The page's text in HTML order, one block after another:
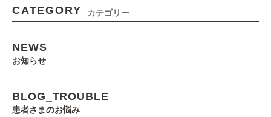
CATEGORY カテゴリー
NEWS
お知らせ
BLOG_TROUBLE
患者さまのお悩み